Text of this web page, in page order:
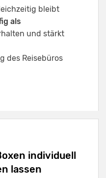
bleibt
als
und stärkt
des Reisebüros
individuell
lassen